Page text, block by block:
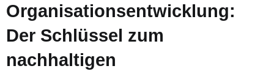
Organisationsentwicklung:
Der Schlüssel zum
nachhaltigen